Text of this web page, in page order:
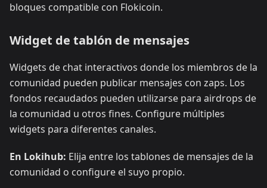
bloques compatible con Flokicoin.
Widget de tablón de mensajes
Widgets de chat interactivos donde los miembros de la
comunidad pueden publicar mensajes con zaps. Los
fondos recaudados pueden utilizarse para airdrops de
la comunidad u otros fines. Configure múltiples
widgets para diferentes canales.
En Lokihub: Elija entre los tablones de mensajes de la
comunidad o configure el suyo propio.